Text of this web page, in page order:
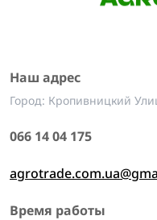
Наш адрес
Город: Кропивницкий
066 14 04 175
Время работы